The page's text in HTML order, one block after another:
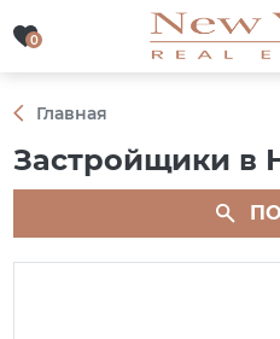
0
0
Главная
Застройщики в